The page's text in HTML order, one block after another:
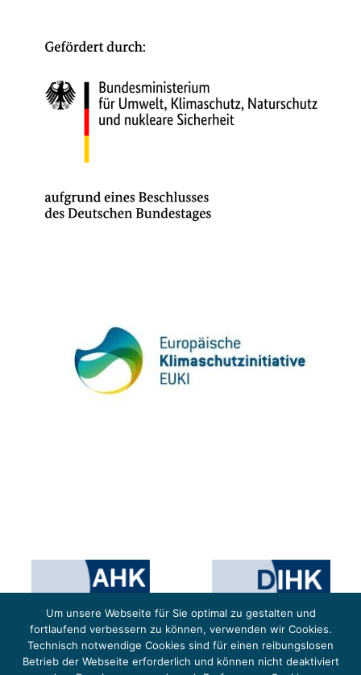
Um unsere Webseite für Sie optimal zu gestalten und
fortlaufend verbessern zu können, verwenden wir Cookies.
Technisch notwendige Cookies sind für einen reibungslosen
Betrieb der Webseite erforderlich und können nicht deaktiviert